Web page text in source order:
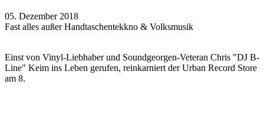
05. Dezember 2018
Fast alles außer Handtaschentekkno & Volksmusik
Einst von Vinyl-Liebhaber und Soundgeorgen-Veteran Chris "DJ B-
Line" Keim ins Leben gerufen, reinkarniert der Urban Record Store
am 8.